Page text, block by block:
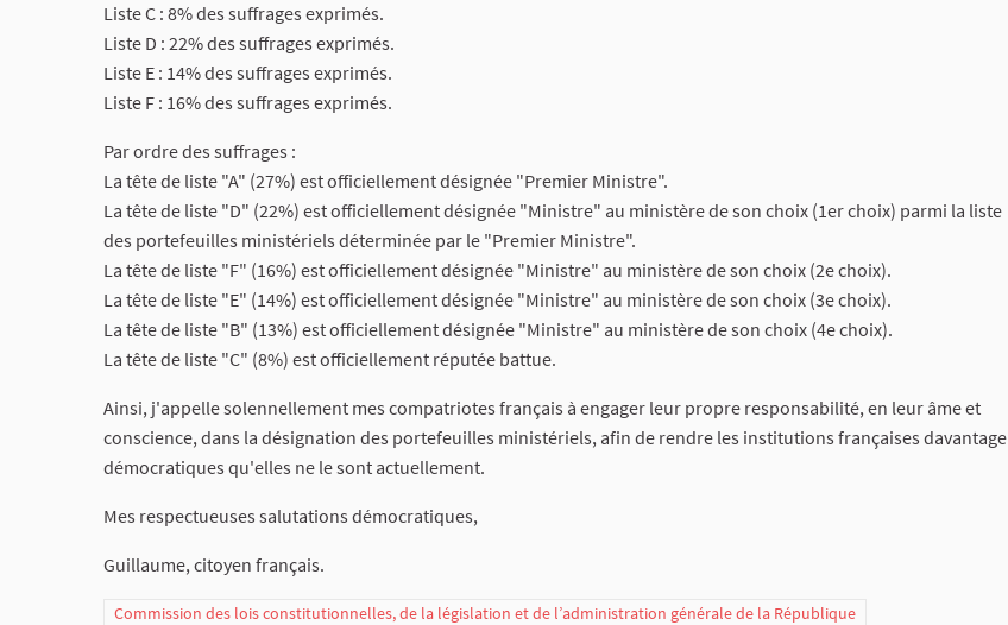
Liste C : 8% des suffrages exprimés.
Liste D : 22% des suffrages exprimés.
Liste E : 14% des suffrages exprimés.
Liste F : 16% des suffrages exprimés.
Par ordre des suffrages :
La tête de liste "A" (27%) est officiellement désignée "Premier Ministre".
La tête de liste "D" (22%) est officiellement désignée "Ministre" au ministère de son choix (1er choix) parmi la liste
des portefeuilles ministériels déterminée par le "Premier Ministre".
La tête de liste "F" (16%) est officiellement désignée "Ministre" au ministère de son choix (2e choix).
La tête de liste "E" (14%) est officiellement désignée "Ministre" au ministère de son choix (3e choix).
La tête de liste "B" (13%) est officiellement désignée "Ministre" au ministère de son choix (4e choix).
La tête de liste "C" (8%) est officiellement réputée battue.
Ainsi, j'appelle solennellement mes compatriotes français à engager leur propre responsabilité, en leur âme et
conscience, dans la désignation des portefeuilles ministériels, afin de rendre les institutions françaises davantage
démocratiques qu'elles ne le sont actuellement.
Mes respectueuses salutations démocratiques,
Guillaume, citoyen français.
Commission des lois constitutionnelles, de la législation et de l’administration générale de la République